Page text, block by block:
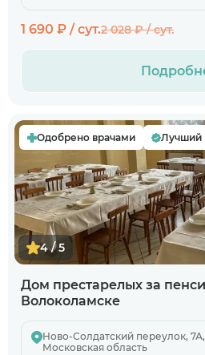
1 690 ₽ / сут.2 028 ₽ / сут.
Одобрено врачами Лучший
4 / 5
Дом престарелых за
Волоколамске
Ново-Солдатский переулок,
Московская область